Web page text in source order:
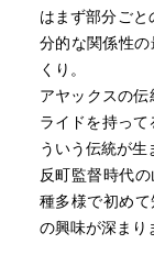
はまず部分ご
分的な関係性
くり。
アヤックスの
ライドを持っ
ういう伝統が生
反町監督時代
種多様で初め
の興味が深まり